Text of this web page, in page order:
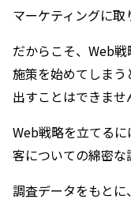
マーケティングに取
だからこそ、Web
施策を始めてしま
出すことはできませ
Web戦略を立てる
客についての綿密な
調査データをもと